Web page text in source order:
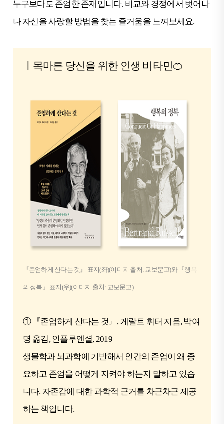
누구보다도 존엄한 존재입니다. 비교와 경쟁에서 벗어나
나 자신을 사랑할 방법을 찾는 즐거움을 느껴보세요.
ㅣ목마른 당신을 위한 인생 비타민🍊
『존엄하게 산다는 것』 표지(좌)(이미지 출처: 교보문고)와 『행복
의 정복』 표지(우)(이미지 출처: 교보문고)
① 『존엄하게 산다는 것』, 게랄트 휘터 지음, 박여
명 옮김, 인플루엔셜, 2019
생물학과 뇌과학에 기반해서 인간의 존엄이 왜 중
요하고 존엄을 어떻게 지켜야 하는지 말하고 있습
니다. 자존감에 대한 과학적 근거를 차근차근 제공
하는 책입니다.